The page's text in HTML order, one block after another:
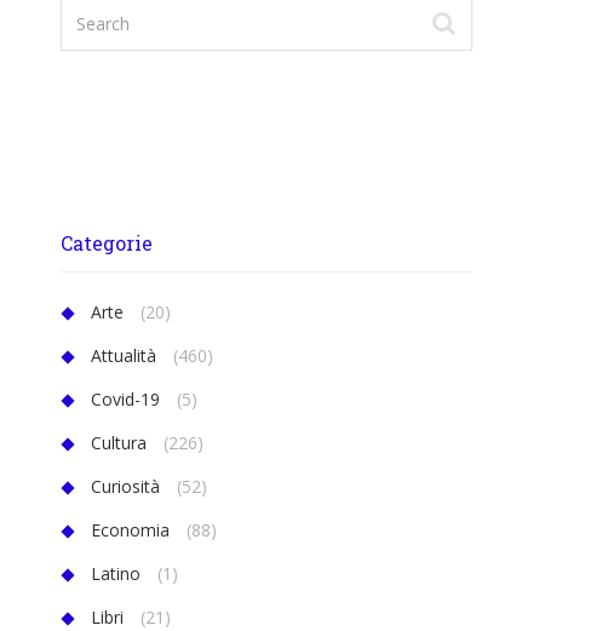
Categorie
Arte
(20)
Attualità
(460)
Covid-19
(5)
Cultura
(226)
Curiosità
(52)
Economia
(88)
Latino
(1)
Libri
(21)